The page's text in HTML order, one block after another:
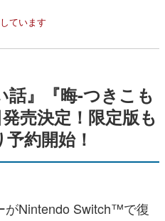
ています
話』『晦-つきこも
売決定！限定版も
約開始！
がNintendo Switch™で復